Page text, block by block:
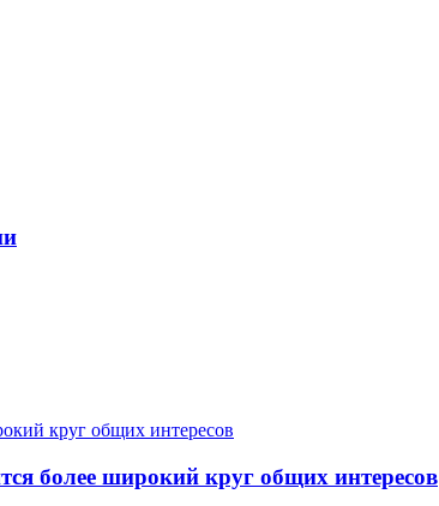
более широкий круг общих интересов